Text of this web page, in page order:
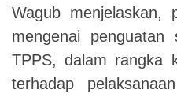
Wagub menjelaskan,
mengenai penguatan
TPPS, dalam rangka
terhadap